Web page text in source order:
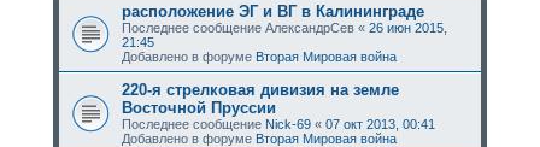
расположение ЭГ и ВГ в Калининграде
Последнее сообщение АлександрСев« 26 июн 2015,
21:45
Добавлено в форуме Вторая Мировая война
220-я стрелковая дивизия на земле
Восточной Пруссии
Последнее сообщение Nick-69« 07 окт 2013, 00:41
Добавлено в форуме Вторая Мировая война